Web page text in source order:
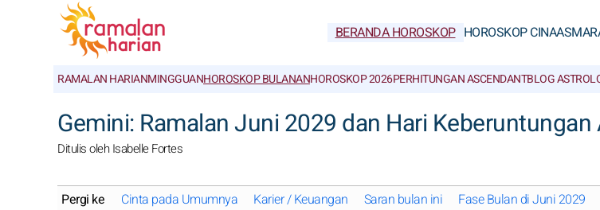
BERANDA HOROSKOP HOROSKOP CINA
RAMALAN HARIANMINGGUANHOROSKOP BULANANHOROSKOP 2026PERHITUNGAN ASCENDANTBLOG
Gemini: Ramalan Juni 2029 dan Hari Keberuntungan
Ditulis oleh Isabelle Fortes
Pergi ke Cinta pada Umumnya Karier / Keuangan Saran bulan ini Fase Bulan di Juni 2029